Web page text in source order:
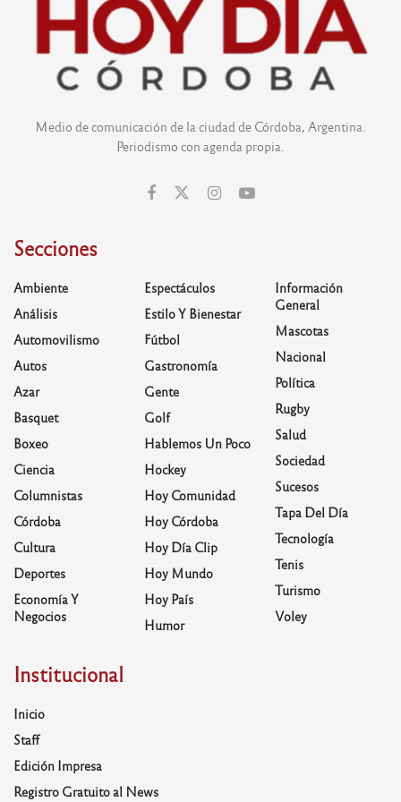
Medio de comunicación de la ciudad de Córdoba, Argentina.
Periodismo con agenda propia.
Secciones
Ambiente
Análisis
Automovilismo
Autos
Azar
Basquet
Boxeo
Ciencia
Columnistas
Córdoba
Cultura
Deportes
Economía Y
Negocios
Espectáculos
Estilo Y Bienestar
Fútbol
Gastronomía
Gente
Golf
Hablemos Un Poco
Hockey
Hoy Comunidad
Hoy Córdoba
Hoy Día Clip
Hoy Mundo
Hoy País
Humor
Información
General
Mascotas
Nacional
Política
Rugby
Salud
Sociedad
Sucesos
Tapa Del Día
Tecnología
Tenis
Turismo
Voley
Institucional
Inicio
Staff
Edición Impresa
Registro Gratuito al News